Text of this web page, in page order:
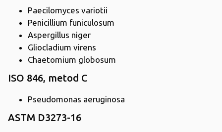
Paecilomyces variotii
Penicillium funiculosum
Aspergillus niger
Gliocladium virens
Chaetomium globosum
ISO 846, metod C
Pseudomonas aeruginosa
ASTM D3273-16